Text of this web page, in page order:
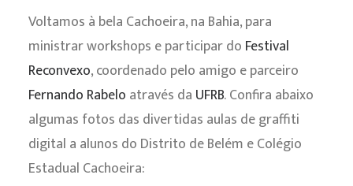
Voltamos à bela Cachoeira, na Bahia, para
ministrar workshops e participar do Festival
Reconvexo, coordenado pelo amigo e parceiro
Fernando Rabelo através da UFRB. Confira abaixo
algumas fotos das divertidas aulas de graffiti
digital a alunos do Distrito de Belém e Colégio
Estadual Cachoeira: